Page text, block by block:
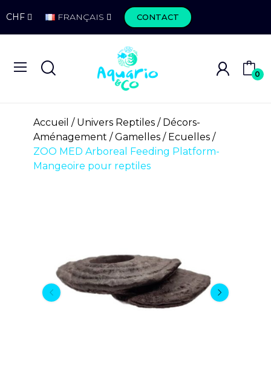
CHF FRANÇAIS CONTACT
0
Accueil Univers Reptiles
Décors-
Aménagement
Gamelles / Ecuelles
ZOO MED Arboreal Feeding Platform-
Mangeoire pour reptiles